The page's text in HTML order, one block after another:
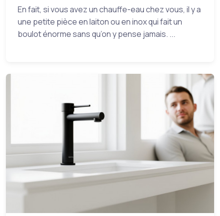
En fait, si vous avez un chauffe-eau chez vous, il y a
une petite pièce en laiton ou en inox qui fait un
boulot énorme sans qu’on y pense jamais. ...